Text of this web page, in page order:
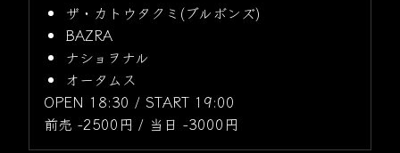
ザ・カトウタクミ(ブルボンズ)
BAZRA
ナショヲナル
オータムス
OPEN 18:30 / START 19:00
前売 -2500円 / 当日 -3000円